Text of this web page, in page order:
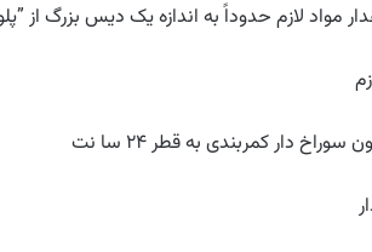
مواد لازم حدوداً به اندازه یک دیس بزرگ از
سوراخ دار کمربندی به قطر ۲۴ سا نت